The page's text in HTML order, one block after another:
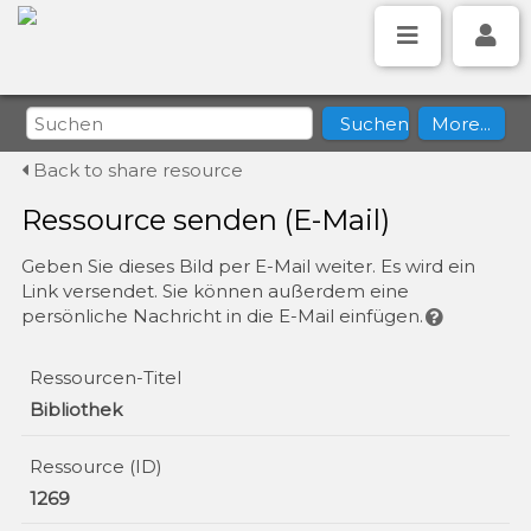
Back to share resource
Ressource senden (E-Mail)
Geben Sie dieses Bild per E-Mail weiter. Es wird ein
Link versendet. Sie können außerdem eine
persönliche Nachricht in die E-Mail einfügen.
Ressourcen-Titel
Bibliothek
Ressource (ID)
1269